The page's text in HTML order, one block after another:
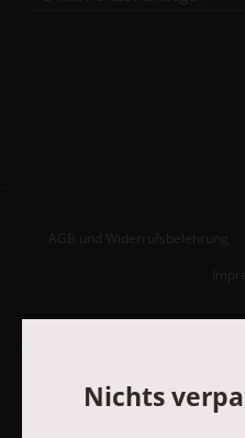
AGB und Widerrufsbelehrung
Nichts